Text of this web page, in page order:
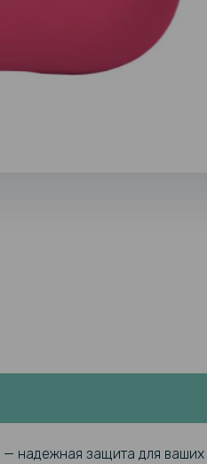
— надежная защита для